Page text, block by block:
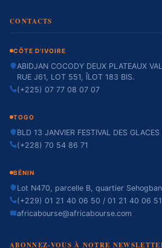
CONTACTS
CÔTE D'IVOIRE
ABIDJAN COCODY DEUX PLATEAUX
RUE J61, LOT 551, ÎLOT 183 BIS.
(+225) 07 77 08 07 07
TOGO
BLD 13 JANVIER FESTIVAL DES
(+228) 70 54 86 71
BÉNIN
Lot N470, parcelle B, quartier
(+229) 01 21 40 06 50 / 01 21 40 06 51
africabourse@africabourse.com
ABONNEZ-VOUS À NOTRE